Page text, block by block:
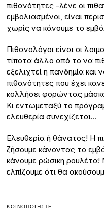
πιθανότητες -λένε οι
εμβολιασμένοι, είναι
χωρίς να κάνουμε το
Πιθανολόγοι είναι οι
τίποτα άλλο από το να
εξελιχτεί η πανδημία και
πιθανότητες που έχει
κολλήσει φορώντας
Κι εντωμεταξύ το
ελευθερία συνεχίζεται…
Ελευθερία ή θάνατος! Η
ζήσουμε κάνοντας το
κάνουμε ρώσικη ρουλέτα!
ελπίζουμε ότι θα
ΚΟΙΝΟΠΟΙΉΣΤΕ